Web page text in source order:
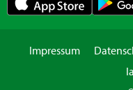
Impressum